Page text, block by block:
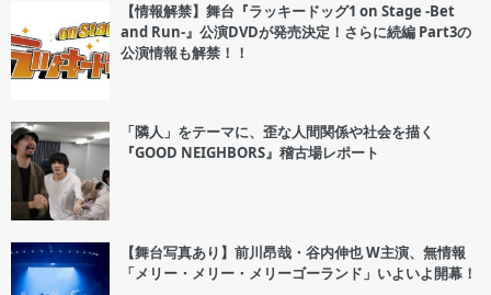
【情報解禁】舞台『ラッキードッグ1 on Stage -Bet
and Run-』公演DVDが発売決定！さらに続編 Part3の
公演情報も解禁！！
「隣人」をテーマに、歪な人間関係や社会を描く
『GOOD NEIGHBORS』稽古場レポート
【舞台写真あり】前川昂哉・谷内伸也 W主演、無情報
「メリー・メリー・メリーゴーランド」いよいよ開幕！